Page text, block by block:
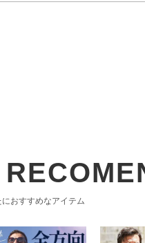
におすすめなアイテム